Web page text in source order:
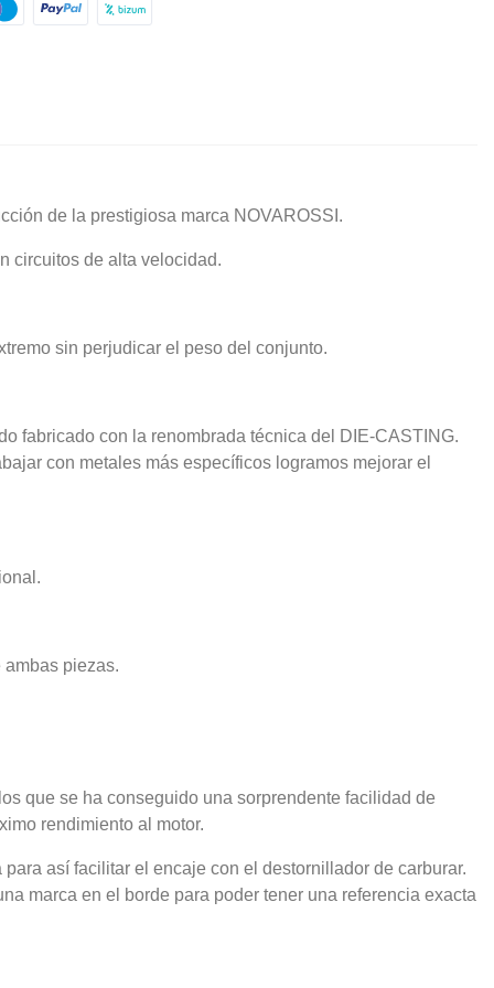
de la prestigiosa marca NOVAROSSI.
circuitos de alta velocidad.
sin perjudicar el peso del conjunto.
fabricado con la renombrada técnica del DIE-CASTING.
con metales más específicos logramos mejorar el
piezas.
que se ha conseguido una sorprendente facilidad de
rendimiento al motor.
así facilitar el encaje con el destornillador de carburar.
marca en el borde para poder tener una referencia exacta